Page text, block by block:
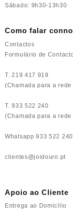
Sábado: 9h30-13h30
Como falar
Contactos
Formulário de Contacto
T. 219 417 919
(Chamada para a
T. 933 522 240
(Chamada para a
Whatsapp 933 522 240
clientes@joidouro.pt
Apoio ao Cliente
Entrega ao Domicílio